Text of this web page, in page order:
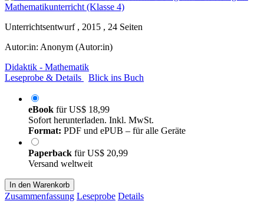
Unterrichtsentwurf , 2015 , 24 Seiten
Autor:in: Anonym (Autor:in)
Didaktik - Mathematik
Leseprobe & Details
Blick ins Buch
eBook fürUS$ 18,99
Sofort herunterladen. Inkl. MwSt.
Format: PDF und ePUB – für alle Geräte
Paperback fürUS$ 20,99
Versand weltweit
In den Warenkorb
Zusammenfassung Leseprobe Details